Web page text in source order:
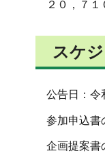
２０，７１
スケ
公告日：令
参加申込書
企画提案書